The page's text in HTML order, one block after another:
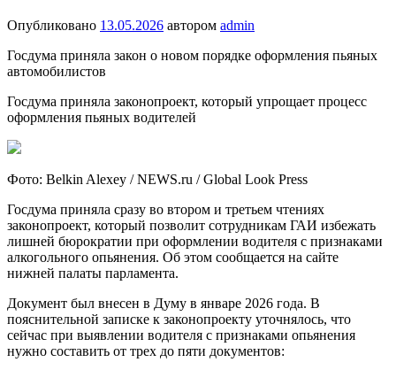
Опубликовано 13.05.2026 автором admin
Госдума приняла закон о новом порядке оформления пьяных
автомобилистов
Госдума приняла законопроект, который упрощает процесс
оформления пьяных водителей
Фото: Belkin Alexey / NEWS.ru / Global Look Press
Госдума приняла сразу во втором и третьем чтениях
законопроект, который позволит сотрудникам ГАИ избежать
лишней бюрократии при оформлении водителя с признаками
алкогольного опьянения. Об этом сообщается на сайте
нижней палаты парламента.
Документ был внесен в Думу в январе 2026 года. В
пояснительной записке к законопроекту уточнялось, что
сейчас при выявлении водителя с признаками опьянения
нужно составить от трех до пяти документов: